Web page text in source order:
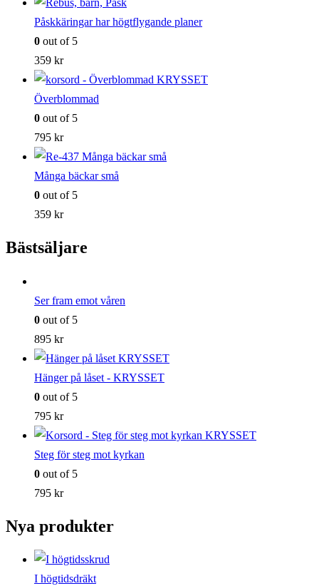
Påskkäringar har högtflygande planer
0 out of 5
359 kr
Överblommad
0 out of 5
795 kr
Många bäckar små
0 out of 5
359 kr
Bästsäljare
Ser fram emot våren
0 out of 5
895 kr
Hänger på låset - KRYSSET
0 out of 5
795 kr
Steg för steg mot kyrkan
0 out of 5
795 kr
Nya produkter
I högtidsdräkt